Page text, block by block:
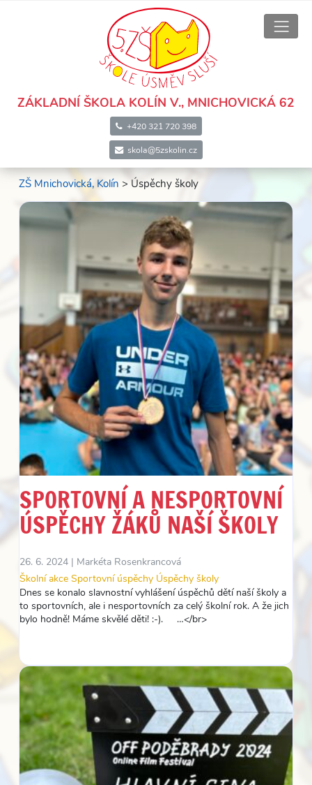
ZÁKLADNÍ ŠKOLA KOLÍN V., MNICHOVICKÁ 62
+420 321 720 398
skola@5zskolin.cz
ZŠ Mnichovická, Kolín > Úspěchy školy
SPORTOVNÍ A NESPORTOVNÍ
ÚSPĚCHY ŽÁKŮ NAŠÍ ŠKOLY
26. 6. 2024 | Markéta Rosenkrancová
Školní akce Sportovní úspěchy Úspěchy školy
Dnes se konalo slavnostní vyhlášení úspěchů dětí naší školy a
to sportovních, ale i nesportovních za celý školní rok. A že jich
bylo hodně! Máme skvělé děti! :-). …</br>